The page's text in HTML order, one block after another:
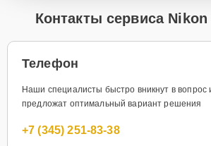
Контакты сервиса
Телефон
Наши специалисты быстро вникнут в вопрос
предложат оптимальный вариант решения
+7 (345) 251-83-38